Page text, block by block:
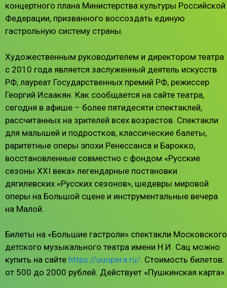
концертного плана Министерства культуры Российской
Федерации, призванного воссоздать единую
гастрольную систему страны.
Художественным руководителем и директором театра
с 2010 года является заслуженный деятель искусств
РФ, лауреат Государственных премий РФ, режиссер
Георгий Исаакян. Как сообщается на сайте театра,
сегодня в афише – более пятидесяти спектаклей,
рассчитанных на зрителей всех возрастов. Спектакли
для малышей и подростков, классические балеты,
раритетные оперы эпохи Ренессанса и Барокко,
восстановленные совместно с фондом «Русские
сезоны ХХI века» легендарные постановки
дягилевских «Русских сезонов», шедевры мировой
оперы на Большой сцене и инструментальные вечера
на Малой.
Билеты на «Большие гастроли» спектакли Московского
детского музыкального театра имени Н.И. Сац можно
купить на сайте https://uuopera.ru/. Стоимость билетов:
от 500 до 2000 рублей. Действует «Пушкинская карта».